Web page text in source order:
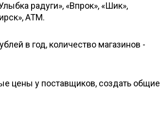
радуги», «Впрок», «Шик»,
АТМ.
в год, количество магазинов -
цены у поставщиков, создать общие